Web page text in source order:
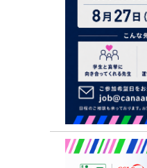
学院の教育理念
代表挨拶・学院概要